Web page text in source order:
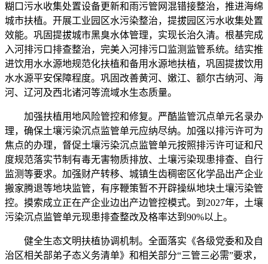
糊口污水收集处置设备更新和雨污管网混错接整治，推进海绵
城市扶植。开展工业园区水污染整治，提拔园区污水收集处置
效能。巩固提拔城市黑臭水体管理，实现长治久清。根基完成
入河排污口排查整治，完美入河排污口监测监管系统。结实推
进饮用水水源地规范化扶植和备用水源地扶植，巩固提拔饮用
水水源平安保障程度。巩固改善黄河、嫩江、额尔古纳河、海
河、辽河及西北诸河等流域水生态质量。
加强扶植用地风险管控和修复。严酷监管沉点单元名录办
理，确保土壤污染沉点监管单元应纳尽纳。加强以排污许可为
焦点的办理，督促土壤污染沉点监管单元按照排污许可证和尺
度规范落实节制有毒无害物质排放、土壤污染现患排查、自行
监测等要求。加强财产转移、城镇生齿稠密区化学品出产企业
搬家腾退等地块监管，有序鞭策暂不开辟操纵地块土壤污染管
控。摸索成立正在产企业边出产边管控模式。到2027年，土壤
污染沉点监管单元现患排查整改及格率达到90%以上。
健全生态文明扶植协调机制。全面落实《各级党委和及自
治区相关部弟子态义务清单》和相关部分“三管三必需”要求，